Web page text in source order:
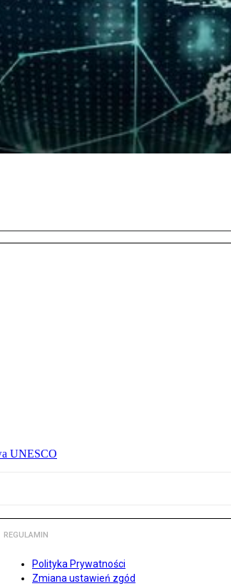
UNESCO
REGULAMIN
Polityka Prywatności
Zmiana ustawień zgód